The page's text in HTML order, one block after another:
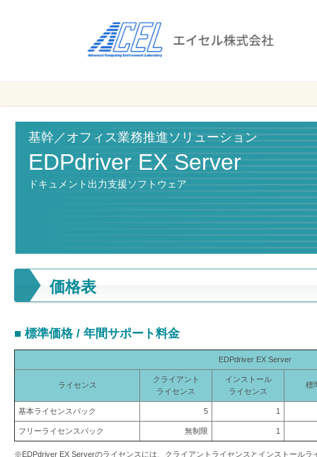
株式会社
ス
効
率
ス
削
を
基幹／オフィス業務推進ソリューション
EDPdriver EX Server
ドキュメント出力支援ソフトウェア
価格表
■ 標準価格 / 年間サポート料金
EDPdriver EX Server
ライセンス
クライアント
ライセンス
インストール
ライセンス
標
基本ライセンスパック 5 1
フリーライセンスパック 無制限 1
※EDPdriver EX Serverのライセンスには、クライアントライセンスとインストールラ
セ
株
式
会
社